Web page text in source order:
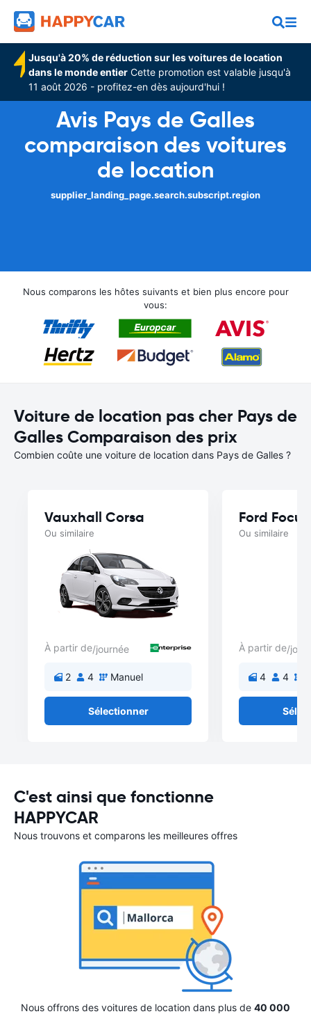
Jusqu'à 20% de réduction sur les voitures de location
dans le monde entier Cette promotion est valable jusqu'à
11 août 2026 - profitez-en dès aujourd'hui !
Avis Pays de Galles
comparaison des voitures
de location
supplier_landing_page.search.subscript.region
Nous comparons les hôtes suivants et bien plus encore pour
vous:
Voiture de location pas cher Pays de
Galles Comparaison des prix
Combien coûte une voiture de location dans Pays de Galles ?
Vauxhall Corsa
Ou similaire
À partir de/journée
2 4 Manuel
Sélectionner
Ford Focus
Ou similaire
À partir de/
4 4
C'est ainsi que fonctionne
HAPPYCAR
Nous trouvons et comparons les meilleures offres
Nous offrons des voitures de location dans plus de 40 000